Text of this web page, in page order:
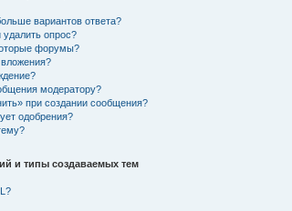
вариантов ответа?
удалить опрос?
форумы?
модератору?
при создании сообщения?
одобрения?
и типы создаваемых тем